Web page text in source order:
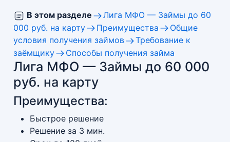
В этом разделе
Лига МФО — Займы до 60
000 руб. на карту
Преимущества
Общие
условия получения займов
Требование к
заёмщику
Способы получения займа
Лига МФО — Займы до 60 000
руб. на карту
Преимущества:
Быстрое решение
Решение за 3 мин.